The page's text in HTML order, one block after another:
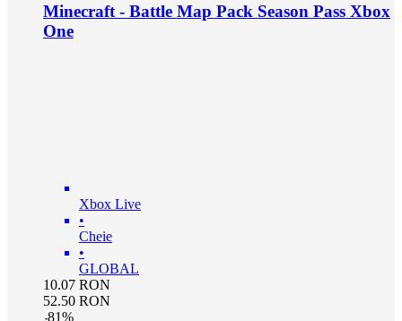
Minecraft - Battle Map Pack Season Pass Xbox
One
Xbox Live
•
Cheie
•
GLOBAL
10.07 RON
52.50 RON
-81%